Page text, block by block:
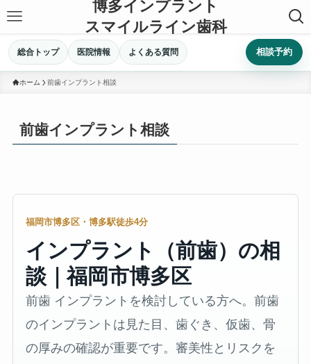
博多インプラント
スマイルライン歯科
総合トップ 医院情報 よくある質問 相談予約
ホーム 前歯インプラント相談
前歯インプラント相談
福岡市博多区・博多駅徒歩4分
インプラント（前歯）の相
談｜福岡市博多区
前歯 インプラントを検討している方へ。前歯
のインプラントは見た目、歯ぐき、仮歯、骨
の厚みの確認が重要です。審美性とリスクを